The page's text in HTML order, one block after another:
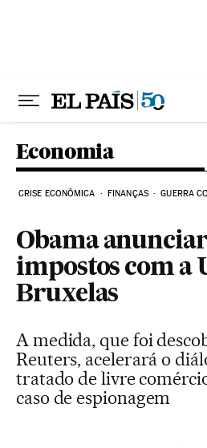
Economia
CRISE ECONÔMICA FINANÇAS GUERRA
Obama
impostos com a
Bruxelas
A medida, que foi
Reuters, acelerará o
tratado de livre
caso de espionagem